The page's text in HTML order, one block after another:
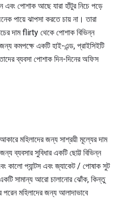
পোশাক আছে যারা হাঁটুর নিচে পড়ে
পায়ে ঝাপসা করতে চায় না। তারা
দাম flirty থেকে পোশাক বিভিন্ন
কমপক্ষে একটি হাই-এন্ড, প্রাইসিইটি
ব্যবসা পোশাক দিন-দিনের অফিস
মহিলাদের জন্য সাশ্রয়ী মূল্যের দাম
ব্যবসার সুবিধার একটি ছোট্ট বিভিন্ন
কালো প্যান্টস এবং জ্যাকেট / পোষাক সুট
সামান্য আরো চালানোর ঝোঁক, কিন্তু
মহিলাদের জন্য আলাদাভাবে